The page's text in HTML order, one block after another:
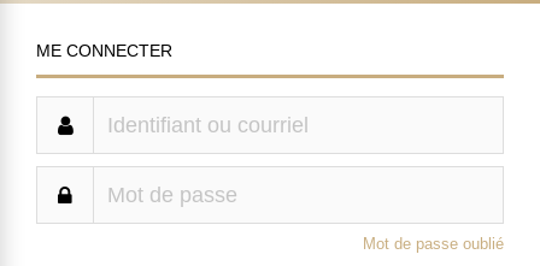
ME CONNECTER
Mot de passe oublié